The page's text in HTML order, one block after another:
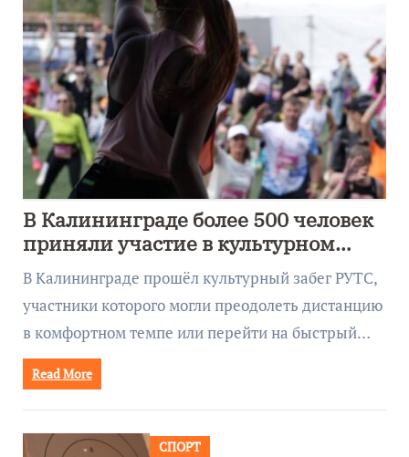
В Калининграде более 500 человек
приняли участие в культурном
забеге
В Калининграде прошёл культурный забег РУТС,
участники которого могли преодолеть дистанцию
в комфортном темпе или перейти на быстрый…
Read More
СПОРТ